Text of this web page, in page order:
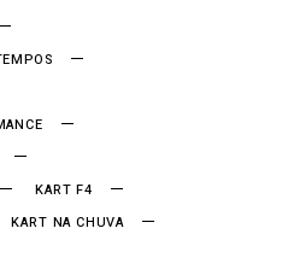
KART F4
KART NA CHUVA